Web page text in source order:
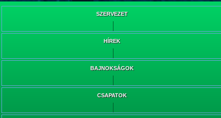
SZERVEZET
HÍREK
BAJNOKSÁGOK
CSAPATOK